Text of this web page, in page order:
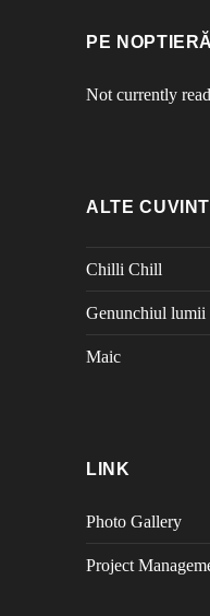
PE NOPTIERĂ
Not currently
ALTE
Chilli Chill
Genunchiul lumii
Maic
LINK
Photo Gallery
Project